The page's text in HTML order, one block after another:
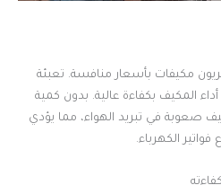
مكيفات بأسعار منافسة. تعبئة
المكيف بكفاءة عالية. بدون كمية
صعوبة في تبريد الهواء، مما يؤدي
الكهرباء.